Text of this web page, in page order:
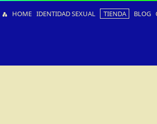
HOME IDENTIDAD SEXUAL TIENDA BLOG